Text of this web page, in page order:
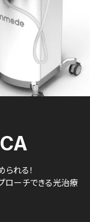
れる！
ローチできる光治療